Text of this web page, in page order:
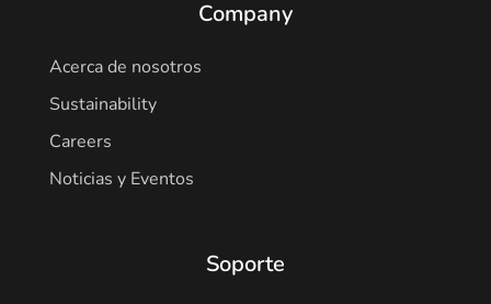
Company
Acerca de nosotros
Sustainability
Careers
Noticias y Eventos
Soporte